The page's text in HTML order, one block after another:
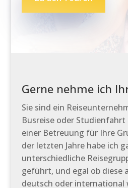
Gerne nehme ich
Sie sind ein
Busreise oder Studienfahrt
einer Betreuung für Ihre
der letzten Jahre habe ich
unterschiedliche
geführt, und egal ob diese
deutsch oder international